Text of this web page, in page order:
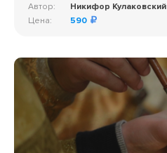
Автор:
Никифор Кулаковский
Цена:
590